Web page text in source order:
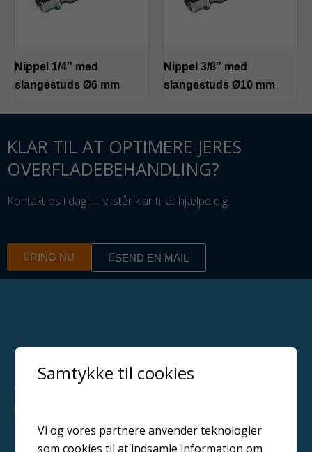
Nippel 1/4″ med
slangestuds Ø6 mm
Nippel 3/8″ med
slangestuds Ø10 mm
KLAR TIL AT OPTIMERE JERES
OVERFLADEBEHANDLING?
Kontakt os i dag — vi står klar til at hjælpe dig.
RING NU SEND EN MAIL
Vi leverer professionelle løsninger til overfladebehandling i
hele Danmark
Samtykke til cookies
Vi og vores partnere anvender teknologier
som cookies til at indsamle information om